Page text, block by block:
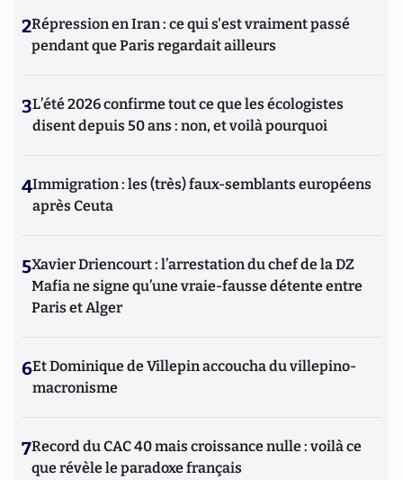
2Répression en Iran : ce qui s'est vraiment passé
pendant que Paris regardait ailleurs
3L’été 2026 confirme tout ce que les écologistes
disent depuis 50 ans : non, et voilà pourquoi
4Immigration : les (très) faux-semblants européens
après Ceuta
5Xavier Driencourt : l’arrestation du chef de la DZ
Mafia ne signe qu’une vraie-fausse détente entre
Paris et Alger
6Et Dominique de Villepin accoucha du villepino-
macronisme
7Record du CAC 40 mais croissance nulle : voilà ce
que révèle le paradoxe français